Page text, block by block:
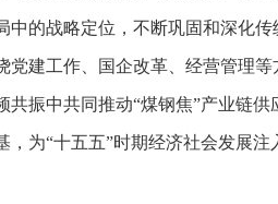
的战略定位，不断巩固和深化传
建工作、国企改革、经营管理等
振中共同推动“煤钢焦”产业链供
为“十五五”时期经济社会发展注